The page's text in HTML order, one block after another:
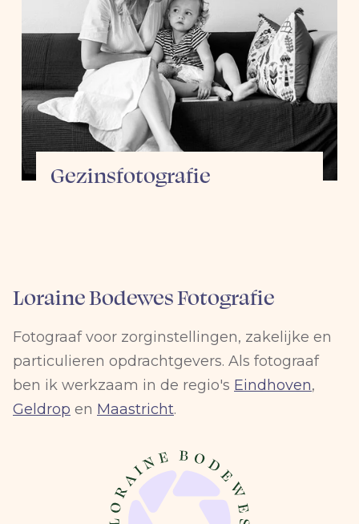
Gezinsfotografie
Loraine Bodewes Fotografie
Fotograaf voor zorginstellingen, zakelijke en
particulieren opdrachtgevers. Als fotograaf
ben ik werkzaam in de regio's Eindhoven,
Geldrop en Maastricht.